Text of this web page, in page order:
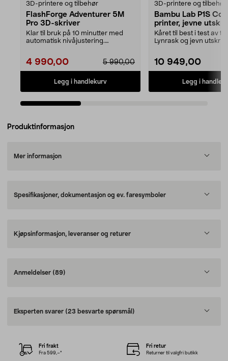
3D-printere og tilbehør
FlashForge Adventurer 5M
Pro 3D-skriver
Klar til bruk på 10 minutter med
automatisk nivåjustering.
5 990,00
4 990,00
Legg i handlekurv
3D-printere og tilbehør
Bambu Lab P1S
printer, jevne
Kåret til best i test av
Lynrask og jevn utskrift
10 949,00
Legg i
Produktinformasjon
Mer informasjon
Spesifikasjoner, dokumentasjon og ev. faresymboler
Kjøpsinformasjon, leveranser og returer
Anmeldelser (89)
Eksperten svarer (23 besvarte spørsmål)
Fri frakt
Fra 599,–*
Fri retur
Returner til valgfri butikk